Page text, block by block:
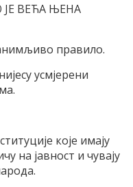
ВЕЋА ЊЕНА
правило.
усмјерени
које имају
на јавност и чувају